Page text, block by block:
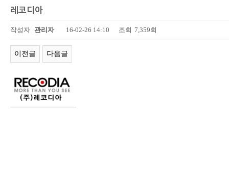
레코디아
페이지 정보
작성자 관리자 16-02-26 14:10 조회 7,359회
이전글 다음글